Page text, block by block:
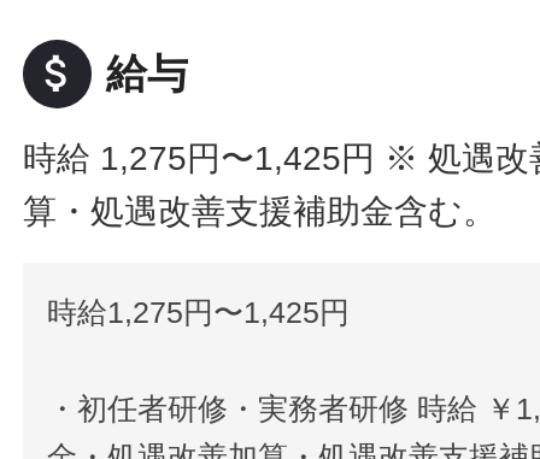
attach_money 給与
時給 1,275円〜1,425円 ※ 処遇改
算・処遇改善支援補助金含む。
時給1,275円〜1,425円
・初任者研修・実務者研修 時給 ￥